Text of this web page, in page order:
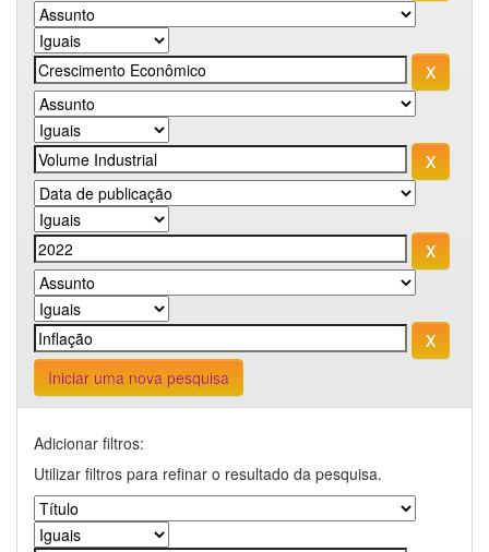
Iniciar uma nova pesquisa
Adicionar filtros:
Utilizar filtros para refinar o resultado da pesquisa.